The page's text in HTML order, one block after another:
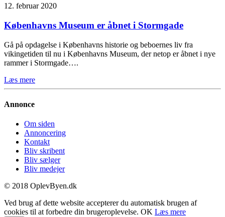
12. februar 2020
Københavns Museum er åbnet i Stormgade
Gå på opdagelse i Københavns historie og beboernes liv fra
vikingetiden til nu i Københavns Museum, der netop er åbnet i nye
rammer i Stormgade….
Læs mere
Annonce
Om siden
Annoncering
Kontakt
Bliv skribent
Bliv sælger
Bliv medejer
© 2018 OplevByen.dk
Ved brug af dette website accepterer du automatisk brugen af
cookies til at forbedre din brugeroplevelse. OK Læs mere